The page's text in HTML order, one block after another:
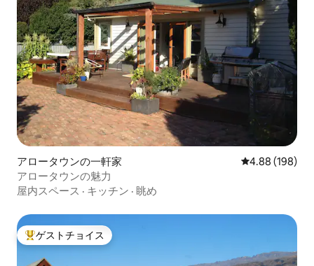
アロータウンの一軒家 レビュー198
4.88 (198)
アロータウンの魅力
屋内スペース · キッチン · 眺め
大好評のゲストチョイスです。
ゲストチョイス